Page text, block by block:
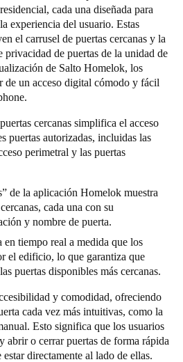
cada una diseñada para
experiencia del usuario. Estas
el carrusel de puertas cercanas y la
de puertas de la unidad de
de Salto Homelok, los
de un acceso digital cómodo y fácil
cercanas simplifica el acceso
puertas autorizadas, incluidas las
perimetral y las puertas
de la aplicación Homelok muestra
cada una con su
y nombre de puerta.
en tiempo real a medida que los
el edificio, lo que garantiza que
puertas disponibles más cercanas.
y comodidad, ofreciendo
cada vez más intuitivas, como la
Esto significa que los usuarios
abrir o cerrar puertas de forma rápida
directamente al lado de ellas.